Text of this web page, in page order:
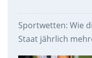
Sportwetten: Wie
Staat jährlich